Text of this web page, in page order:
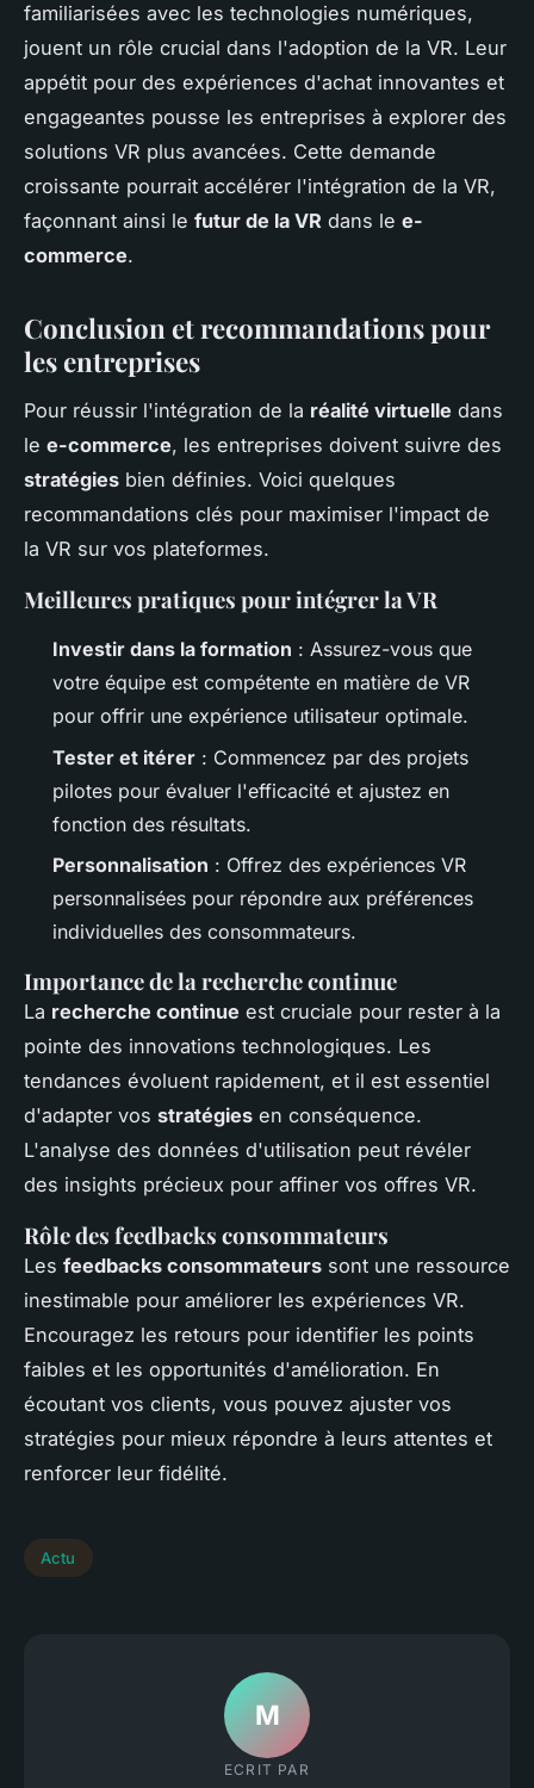
familiarisées avec les technologies numériques,
jouent un rôle crucial dans l'adoption de la VR. Leur
appétit pour des expériences d'achat innovantes et
engageantes pousse les entreprises à explorer des
solutions VR plus avancées. Cette demande
croissante pourrait accélérer l'intégration de la VR,
façonnant ainsi le futur de la VR dans le e-
commerce.
Conclusion et recommandations pour
les entreprises
Pour réussir l'intégration de la réalité virtuelle dans
le e-commerce, les entreprises doivent suivre des
stratégies bien définies. Voici quelques
recommandations clés pour maximiser l'impact de
la VR sur vos plateformes.
Meilleures pratiques pour intégrer la VR
Investir dans la formation : Assurez-vous que
votre équipe est compétente en matière de VR
pour offrir une expérience utilisateur optimale.
Tester et itérer : Commencez par des projets
pilotes pour évaluer l'efficacité et ajustez en
fonction des résultats.
Personnalisation : Offrez des expériences VR
personnalisées pour répondre aux préférences
individuelles des consommateurs.
Importance de la recherche continue
La recherche continue est cruciale pour rester à la
pointe des innovations technologiques. Les
tendances évoluent rapidement, et il est essentiel
d'adapter vos stratégies en conséquence.
L'analyse des données d'utilisation peut révéler
des insights précieux pour affiner vos offres VR.
Rôle des feedbacks consommateurs
Les feedbacks consommateurs sont une ressource
inestimable pour améliorer les expériences VR.
Encouragez les retours pour identifier les points
faibles et les opportunités d'amélioration. En
écoutant vos clients, vous pouvez ajuster vos
stratégies pour mieux répondre à leurs attentes et
renforcer leur fidélité.
Actu
M
ECRIT PAR